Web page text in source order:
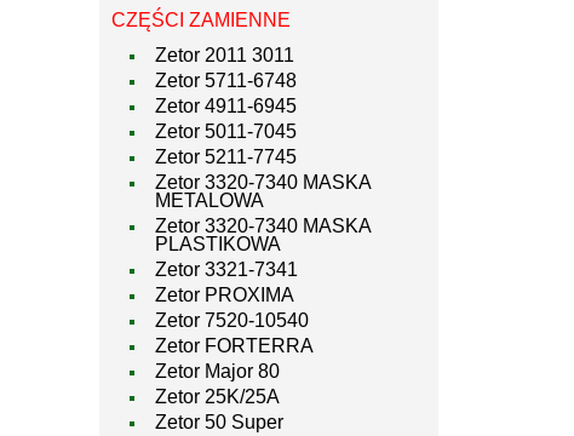
CZĘŚCI ZAMIENNE
Zetor 2011 3011
Zetor 5711-6748
Zetor 4911-6945
Zetor 5011-7045
Zetor 5211-7745
Zetor 3320-7340 MASKA
METALOWA
Zetor 3320-7340 MASKA
PLASTIKOWA
Zetor 3321-7341
Zetor PROXIMA
Zetor 7520-10540
Zetor FORTERRA
Zetor Major 80
Zetor 25K/25A
Zetor 50 Super